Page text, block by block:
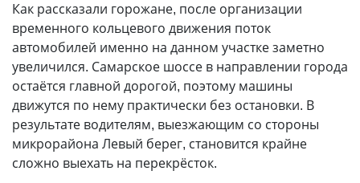
Как рассказали горожане, после организации
временного кольцевого движения поток
автомобилей именно на данном участке заметно
увеличился. Самарское шоссе в направлении города
остаётся главной дорогой, поэтому машины
движутся по нему практически без остановки. В
результате водителям, выезжающим со стороны
микрорайона Левый берег, становится крайне
сложно выехать на перекрёсток.